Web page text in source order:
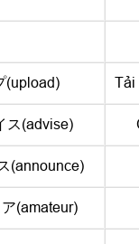
(upload) Tải
ス(advise)
(announce)
(amateur)